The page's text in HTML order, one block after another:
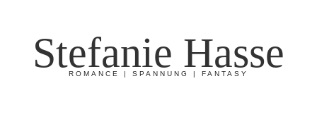
Stefanie Hasse
ROMANCE | SPANNUNG | FANTASY